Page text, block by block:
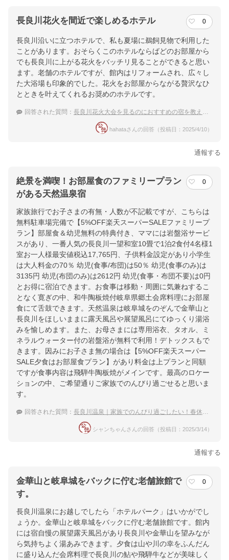
長良川花火を間近で楽しめるホテル 0
長良川沿いに立つホテルで、私も夏場に鵜飼見物で利用した
ことがあります。おそらくこのホテルならばどのお部屋から
でも長良川に上がる花火をバッチリ見ることができると思い
ます。老舗のホテルですが、館内はリフォームされ、広々し
た大浴場も印象的でした。花火をお部屋からながる贅沢なひ
とときを叶えてくれるお奨めのホテルです。
回答された質問： 長良川花火大会を見るのにおすすめの宿を教えてください
hahataさんの回答（投稿日：2025/4/10）
通報する
絶景を満喫！お部屋食のファミリープラン
がある天然温泉宿
0
家族旅行でお子さまの有無・人数が不記載ですが、こちらは
無料駐車場完備で【5%OFF楽天スーパーSALEファミリープ
ラン】部屋食＆幼児無料の特典付き、ママには岩盤浴サービ
スがあり、一番人気の長良川一望和室10畳で1泊2食付4名様1
室お一人様最安値税込17,765円、子供料金設定があり小学生
は大人料金の70％ 幼児(食事/布団)は50％ 幼児(食事のみ)は
3135円 幼児(布団のみ)は2612円 幼児(食事・布団不要)は0円
とお得に宿泊できます。お食事は移動・周囲に気兼ねするこ
となく寛ぎの中、和牛陶板焼付岐阜県郷土会席料理にお部屋
食にて舌鼓できます。天然温泉は岐阜城をのぞんで金華山と
長良川をほしいままに露天風呂や展望風呂にてゆっくり湯浴
みを愉しめます。また、お母さまには専用浴衣、タオル、ミ
ネラルウォーター付の岩盤浴が無料で利用！デトックスもで
きます。因みにお子さま無の場合は【5%OFF楽天スーパー
SALE夕食はお部屋食プラン】があり料金は上プランと同額
ですが食事内容は飛騨牛陶板焼がメインです。最高のロケー
ションの中、ご希望通りご家族でのんびり過ごせると思いま
す。
回答された質問： 長良川温泉｜家族でのんびり過ごしたい！春休みにおすすめの宿は？
シャンちゃんさんの回答（投稿日：2025/3/14）
通報する
金華山と岐阜城をバックに佇む老舗旅館で
す。
0
長良川温泉にお越しでしたら「ホテルパーク」はいかがでし
ょうか。金華山と岐阜城をバックに佇む老舗旅館です。館内
には宿自慢の展望露天風呂があり長良川や金華山を望みなが
ら気持ちよく湯あみできます。夕食は山や川の幸をふんだん
に盛り込んだ会席料理で長良川の鮎や飛騨牛などが美味しく